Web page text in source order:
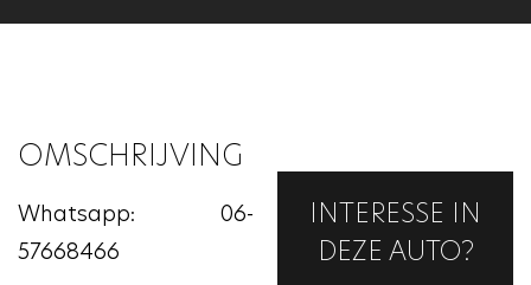
OMSCHRIJVING
Whatsapp: 06-
57668466
INTERESSE IN
DEZE AUTO?